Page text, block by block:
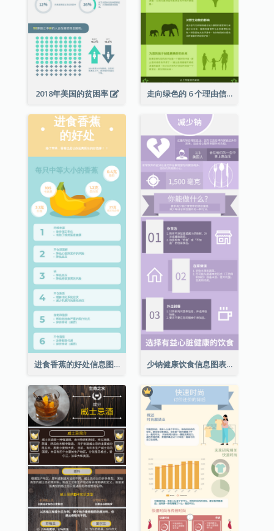
2018年美国的贫困率 走向绿色的 6 个理由信息图表
进食香蕉的好处信息图表 少钠健康饮食信息图表